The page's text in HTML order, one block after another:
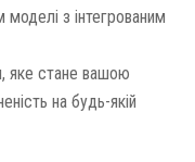
з інтегрованим
яке стане вашою
на будь-якій